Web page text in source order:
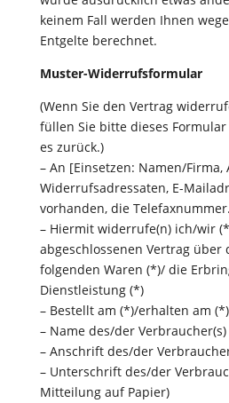
keinem Fall werden Ihnen
Entgelte berechnet.
Muster-Widerrufsformular
(Wenn Sie den Vertrag
füllen Sie bitte dieses
es zurück.)
– An [Einsetzen: Namen/Firma,
Widerrufsadressaten, E-
vorhanden, die
– Hiermit widerrufe(n) ich/wir
abgeschlossenen Vertrag über
folgenden Waren (*)/ die
Dienstleistung (*)
– Bestellt am (*)/erhalten am (*)
– Name des/der Verbraucher(s)
– Anschrift des/der
– Unterschrift des/der
Mitteilung auf Papier)